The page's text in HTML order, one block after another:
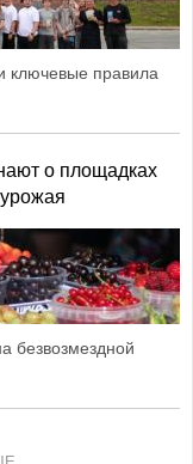
ключевые правила
о площадках
безвозмездной